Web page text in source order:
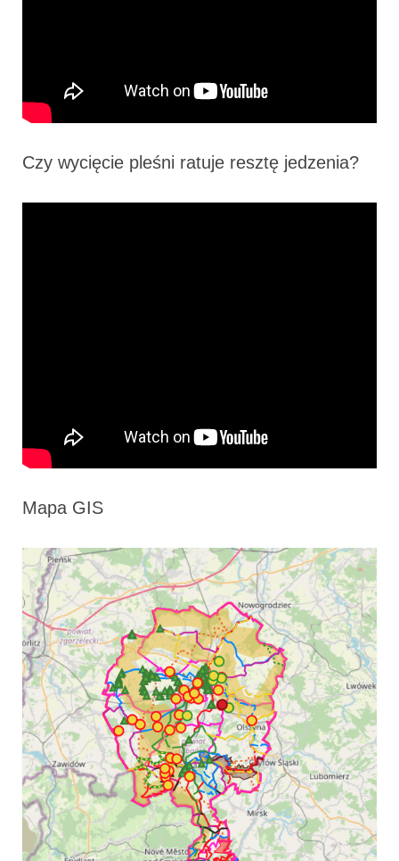
Czy wycięcie pleśni ratuje resztę jedzenia?
Mapa GIS